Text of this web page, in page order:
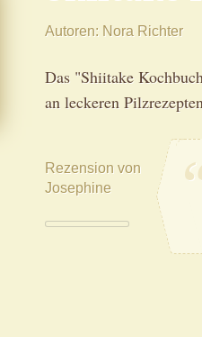
Autoren Nora Richter
Das "Shiitake
an leckeren
Rezension von
Josephine